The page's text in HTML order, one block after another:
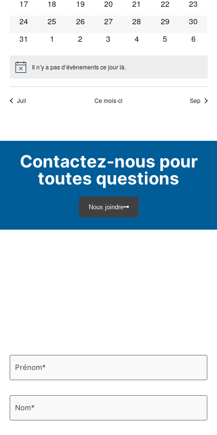
0 évènements
17 0 évènements
18 0 évènements
19 0 évènements
20 0 évènements
21 0 évènements
22 0
23
0 évènements
24 0 évènements
25 0 évènements
26 0 évènements
27 0 évènements
28 0 évènements
29 0
30
0 évènements
31 0 évènements
1 0 évènements
2 0 évènements
3 0 évènements
4 0 évènements
5 0
6
Notice Il n’y a pas d’évènements ce jour là.
Juil Ce mois-ci Sep
Contactez-nous pour
toutes questions
Nous joindre
Prénom
Nom